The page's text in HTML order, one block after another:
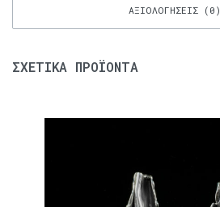
ΑΞΙΟΛΟΓΉΣΕΙΣ (0)
ΣΧΕΤΙΚΆ ΠΡΟΪΌΝΤΑ